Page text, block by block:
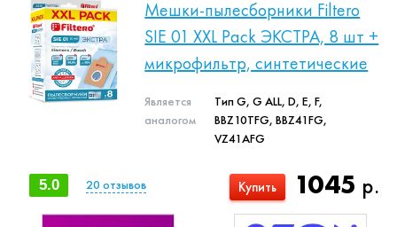
Мешки-пылесборники Filtero
SIE 01 XXL Pack ЭКСТРА, 8 шт +
микрофильтр, синтетические
Является
аналогом
Тип G, G ALL, D, E, F,
BBZ10TFG, BBZ41FG,
VZ41AFG
1045 р.
Купить
5.0 20 отзывов